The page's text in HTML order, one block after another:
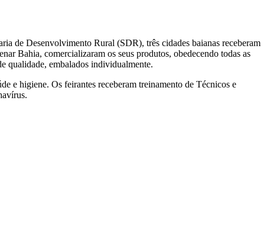
de Desenvolvimento Rural (SDR), três cidades baianas receberam
Bahia, comercializaram os seus produtos, obedecendo todas as
qualidade, embalados individualmente.
e higiene. Os feirantes receberam treinamento de Técnicos e